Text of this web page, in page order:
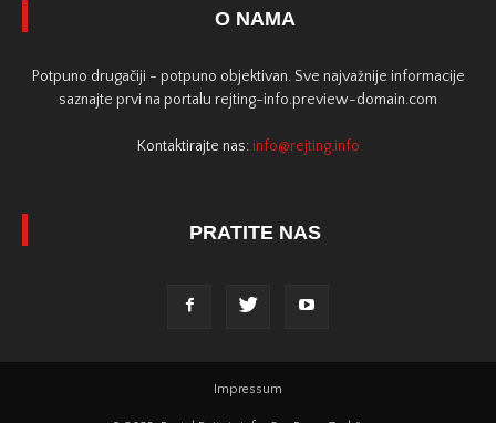
O NAMA
Potpuno drugačiji - potpuno objektivan. Sve najvažnije informacije
saznajte prvi na portalu rejting-info.preview-domain.com
Kontaktirajte nas: info@rejting.info
PRATITE NAS
Impressum